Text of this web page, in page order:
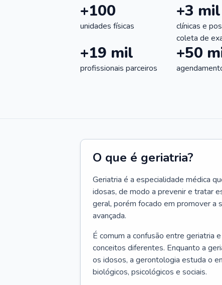
+100
unidades físicas
+3 mil
clínicas e
coleta de
+19 mil
profissionais parceiros
+50
O que é geriatria?
Geriatria é a especialidade médica
idosas, de modo a prevenir e tratar
geral, porém focado em promover a
avançada.
É comum a confusão entre geriatria
conceitos diferentes. Enquanto a
os idosos, a gerontologia estuda o
biológicos, psicológicos e sociais.